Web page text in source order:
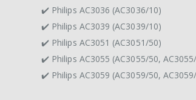
✔️ Philips AC3036 (AC3036/10)
✔️ Philips AC3039 (AC3039/10)
✔️ Philips AC3051 (AC3051/50)
✔️ Philips AC3055 (AC3055/50,
✔️ Philips AC3059 (AC3059/50,